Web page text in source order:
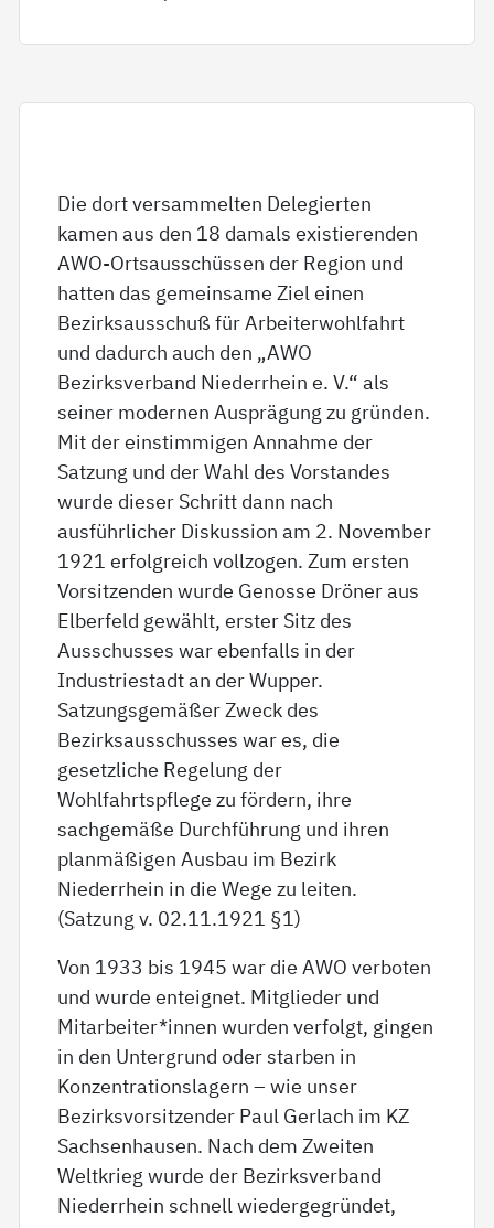
Die dort versammelten Delegierten
kamen aus den 18 damals existierenden
AWO-Ortsausschüssen der Region und
hatten das gemeinsame Ziel einen
Bezirksausschuß für Arbeiterwohlfahrt
und dadurch auch den „AWO
Bezirksverband Niederrhein e. V.“ als
seiner modernen Ausprägung zu gründen.
Mit der einstimmigen Annahme der
Satzung und der Wahl des Vorstandes
wurde dieser Schritt dann nach
ausführlicher Diskussion am 2. November
1921 erfolgreich vollzogen. Zum ersten
Vorsitzenden wurde Genosse Dröner aus
Elberfeld gewählt, erster Sitz des
Ausschusses war ebenfalls in der
Industriestadt an der Wupper.
Satzungsgemäßer Zweck des
Bezirksausschusses war es, die
gesetzliche Regelung der
Wohlfahrtspflege zu fördern, ihre
sachgemäße Durchführung und ihren
planmäßigen Ausbau im Bezirk
Niederrhein in die Wege zu leiten.
(Satzung v. 02.11.1921 §1)
Von 1933 bis 1945 war die AWO verboten
und wurde enteignet. Mitglieder und
Mitarbeiter*innen wurden verfolgt, gingen
in den Untergrund oder starben in
Konzentrationslagern – wie unser
Bezirksvorsitzender Paul Gerlach im KZ
Sachsenhausen. Nach dem Zweiten
Weltkrieg wurde der Bezirksverband
Niederrhein schnell wiedergegründet,